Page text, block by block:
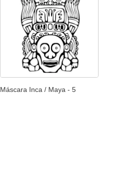
Máscara Inca / Maya - 5